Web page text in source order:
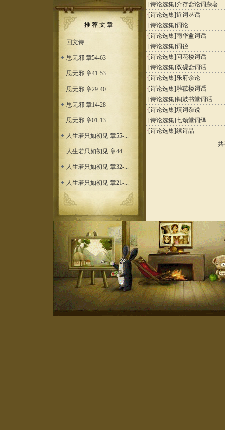
推 荐 文 章
回文诗
思无邪 章54-63
思无邪 章41-53
思无邪 章29-40
思无邪 章14-28
思无邪 章01-13
人生若只如初见 章55-...
人生若只如初见 章44-...
人生若只如初见 章32-...
人生若只如初见 章21-...
·[诗论选集]介存斋论词杂著
·[诗论选集]近词丛话
·[诗论选集]词论
·[诗论选集]雨华盦词话
·[诗论选集]词径
·[诗论选集]问花楼词话
·[诗论选集]双砚斋词话
·[诗论选集]乐府余论
·[诗论选集]雕菰楼词话
·[诗论选集]铜鼓书堂词话
·[诗论选集]填词杂说
·[诗论选集]七颂堂词绎
·[诗论选集]续诗品
共